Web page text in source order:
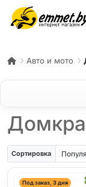
Авто и мото
Сортировка
Под заказ, 3 дня